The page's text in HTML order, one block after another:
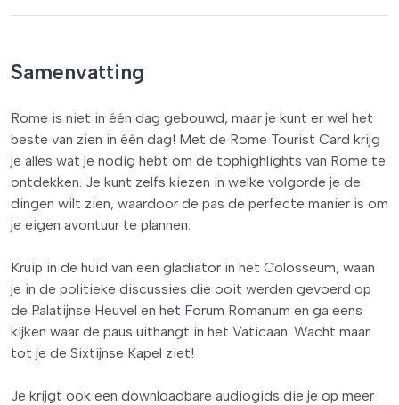
Samenvatting
Rome is niet in één dag gebouwd, maar je kunt er wel het
beste van zien in één dag! Met de Rome Tourist Card krijg
je alles wat je nodig hebt om de tophighlights van Rome te
ontdekken. Je kunt zelfs kiezen in welke volgorde je de
dingen wilt zien, waardoor de pas de perfecte manier is om
je eigen avontuur te plannen.
Kruip in de huid van een gladiator in het Colosseum, waan
je in de politieke discussies die ooit werden gevoerd op
de Palatijnse Heuvel en het Forum Romanum en ga eens
kijken waar de paus uithangt in het Vaticaan. Wacht maar
tot je de Sixtijnse Kapel ziet!
Je krijgt ook een downloadbare audiogids die je op meer